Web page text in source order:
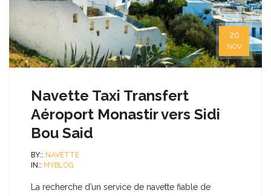
Navette Taxi Transfert
Aéroport Monastir vers Sidi
Bou Said
BY:: NAVETTE
IN:: MYBLOG
20
NOV
La recherche d’un service de navette fiable de